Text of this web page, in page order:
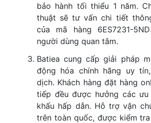
bảo hành tối thiểu 1 năm.
thuật sẽ tư vấn chi tiết
của mã hàng 6ES7231-
người dùng quan tâm.
Batiea cung cấp giải pháp
động hóa chính hãng uy
dịch. Khách hàng đặt hàng
tiếp đều được hưởng các
khấu hấp dẫn. Hỗ trợ vận
trên toàn quốc, được kiểm